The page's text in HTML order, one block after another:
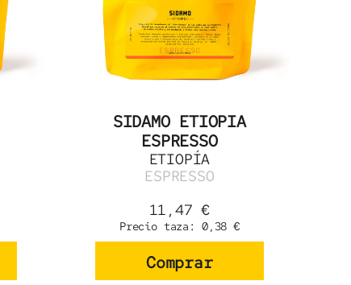
SIDAMO ETIOPIA
ESPRESSO
ETIOPÍA
ESPRESSO
11,47€
Precio taza: 0,38€
Comprar